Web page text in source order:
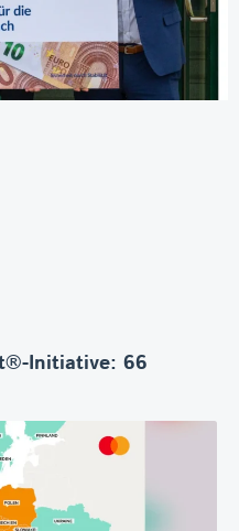
Initiative: 66